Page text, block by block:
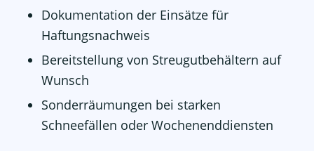
Dokumentation der Einsätze für
Haftungsnachweis
Bereitstellung von Streugutbehältern auf
Wunsch
Sonderräumungen bei starken
Schneefällen oder Wochenenddiensten